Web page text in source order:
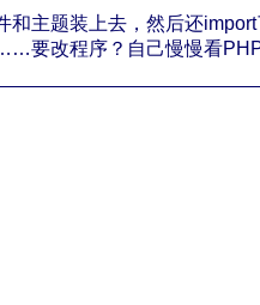
主题装上去，然后还
要改程序？自己慢慢看PHP